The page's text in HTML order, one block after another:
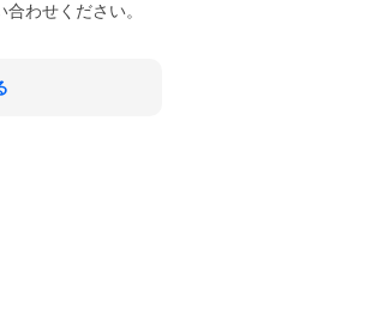
わせください。